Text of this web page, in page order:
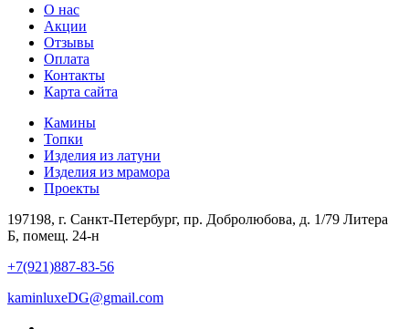
О нас
Акции
Отзывы
Оплата
Контакты
Карта сайта
Камины
Топки
Изделия из латуни
Изделия из мрамора
Проекты
197198, г. Санкт-Петербург, пр. Добролюбова, д. 1/79 Литера
Б, помещ. 24-н
+7(921)887-83-56
kaminluxeDG@gmail.com